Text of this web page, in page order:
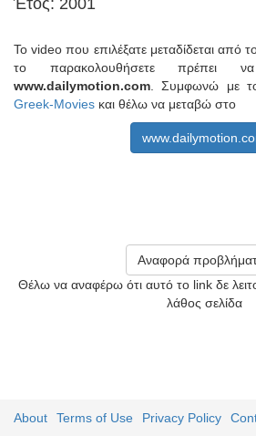
Έτος: 2001
Το video που επιλέξατε μεταδίδεται από
το παρακολουθήσετε πρέπει
www.dailymotion.com . Συμφωνώ με
Greek-Movies και θέλω να μεταβώ στο
Αναφορά
Θέλω να αναφέρω ότι αυτό το link δε
λάθος σελίδα
About Terms of Use Privacy Policy